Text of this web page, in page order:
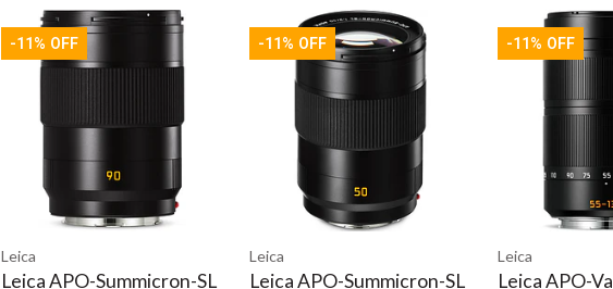
-11% OFF
Leica
Leica APO-Summicron-SL
-11% OFF
Leica
Leica APO-Summicron-SL
-11% OFF
Leica
Leica APO-